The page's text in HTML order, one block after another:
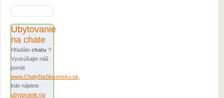
Ubytovanie
na chate
Hľadáte chatu ?
Vyskúšajte náš
portál
www.ChatyNaSlovensku.sk
kde nájdete
ubytovanie na